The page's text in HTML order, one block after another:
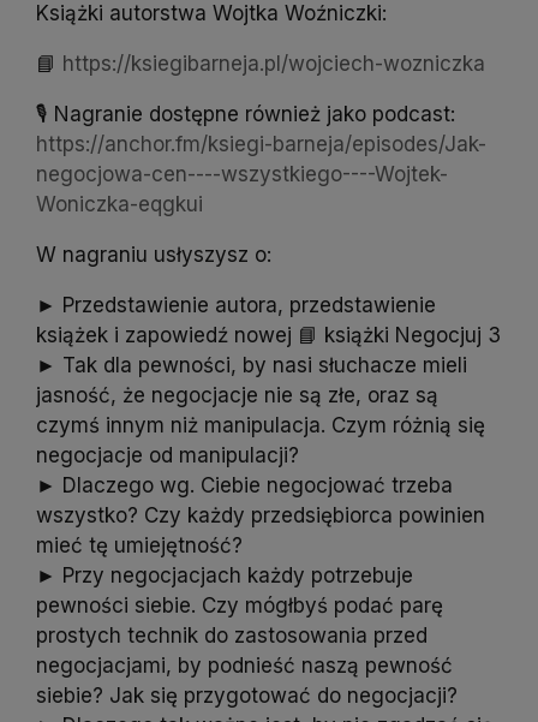
Książki autorstwa Wojtka Woźniczki:
📘 https://ksiegibarneja.pl/wojciech-wozniczka
🎙️ Nagranie dostępne również jako podcast:
https://anchor.fm/ksiegi-barneja/episodes/Jak-
negocjowa-cen----wszystkiego----Wojtek-
Woniczka-eqgkui
W nagraniu usłyszysz o:
► Przedstawienie autora, przedstawienie
książek i zapowiedź nowej 📘 książki Negocjuj 3
► Tak dla pewności, by nasi słuchacze mieli
jasność, że negocjacje nie są złe, oraz są
czymś innym niż manipulacja. Czym różnią się
negocjacje od manipulacji?
► Dlaczego wg. Ciebie negocjować trzeba
wszystko? Czy każdy przedsiębiorca powinien
mieć tę umiejętność?
► Przy negocjacjach każdy potrzebuje
pewności siebie. Czy mógłbyś podać parę
prostych technik do zastosowania przed
negocjacjami, by podnieść naszą pewność
siebie? Jak się przygotować do negocjacji?